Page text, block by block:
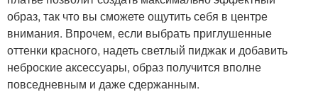
образ, так что вы сможете ощутить себя в центре
внимания. Впрочем, если выбрать приглушенные
оттенки красного, надеть светлый пиджак и добавить
неброские аксессуары, образ получится вполне
повседневным и даже сдержанным.